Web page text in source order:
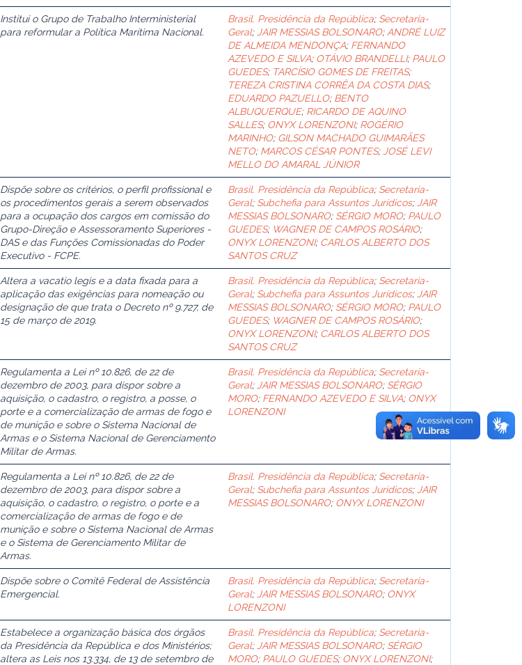
Institui o Grupo de Trabalho Interministerial
para reformular a Política Marítima Nacional.
Brasil. Presidência da República; Secretaria-
Geral; JAIR MESSIAS BOLSONARO; ANDRÉ LUIZ
DE ALMEIDA MENDONÇA; FERNANDO
AZEVEDO E SILVA; OTÁVIO BRANDELLI; PAULO
GUEDES; TARCÍSIO GOMES DE FREITAS;
TEREZA CRISTINA CORRÊA DA COSTA DIAS;
EDUARDO PAZUELLO; BENTO
ALBUQUERQUE; RICARDO DE AQUINO
SALLES; ONYX LORENZONI; ROGÉRIO
MARINHO; GILSON MACHADO GUIMARÃES
NETO; MARCOS CÉSAR PONTES; JOSÉ LEVI
MELLO DO AMARAL JÚNIOR
Dispõe sobre os critérios, o perfil profissional e
os procedimentos gerais a serem observados
para a ocupação dos cargos em comissão do
Grupo-Direção e Assessoramento Superiores -
DAS e das Funções Comissionadas do Poder
Executivo - FCPE.
Brasil. Presidência da República; Secretaria-
Geral; Subchefia para Assuntos Jurídicos; JAIR
MESSIAS BOLSONARO; SÉRGIO MORO; PAULO
GUEDES; WAGNER DE CAMPOS ROSÁRIO;
ONYX LORENZONI; CARLOS ALBERTO DOS
SANTOS CRUZ
Altera a vacatio legis e a data fixada para a
aplicação das exigências para nomeação ou
designação de que trata o Decreto nº 9.727, de
15 de março de 2019.
Brasil. Presidência da República; Secretaria-
Geral; Subchefia para Assuntos Jurídicos; JAIR
MESSIAS BOLSONARO; SÉRGIO MORO; PAULO
GUEDES; WAGNER DE CAMPOS ROSÁRIO;
ONYX LORENZONI; CARLOS ALBERTO DOS
SANTOS CRUZ
Regulamenta a Lei nº 10.826, de 22 de
dezembro de 2003, para dispor sobre a
aquisição, o cadastro, o registro, a posse, o
porte e a comercialização de armas de fogo e
de munição e sobre o Sistema Nacional de
Armas e o Sistema Nacional de Gerenciamento
Militar de Armas.
Brasil. Presidência da República; Secretaria-
Geral; JAIR MESSIAS BOLSONARO; SÉRGIO
MORO; FERNANDO AZEVEDO E SILVA; ONYX
LORENZONI
Regulamenta a Lei nº 10.826, de 22 de
dezembro de 2003, para dispor sobre a
aquisição, o cadastro, o registro, o porte e a
comercialização de armas de fogo e de
munição e sobre o Sistema Nacional de Armas
e o Sistema de Gerenciamento Militar de
Armas.
Brasil. Presidência da República; Secretaria-
Geral; Subchefia para Assuntos Jurídicos; JAIR
MESSIAS BOLSONARO; ONYX LORENZONI
Dispõe sobre o Comitê Federal de Assistência
Emergencial.
Brasil. Presidência da República; Secretaria-
Geral; JAIR MESSIAS BOLSONARO; ONYX
LORENZONI
Estabelece a organização básica dos órgãos
da Presidência da República e dos Ministérios;
altera as Leis nos 13.334, de 13 de setembro de
Brasil. Presidência da República; Secretaria-
Geral; JAIR MESSIAS BOLSONARO; SÉRGIO
MORO; PAULO GUEDES; ONYX LORENZONI;